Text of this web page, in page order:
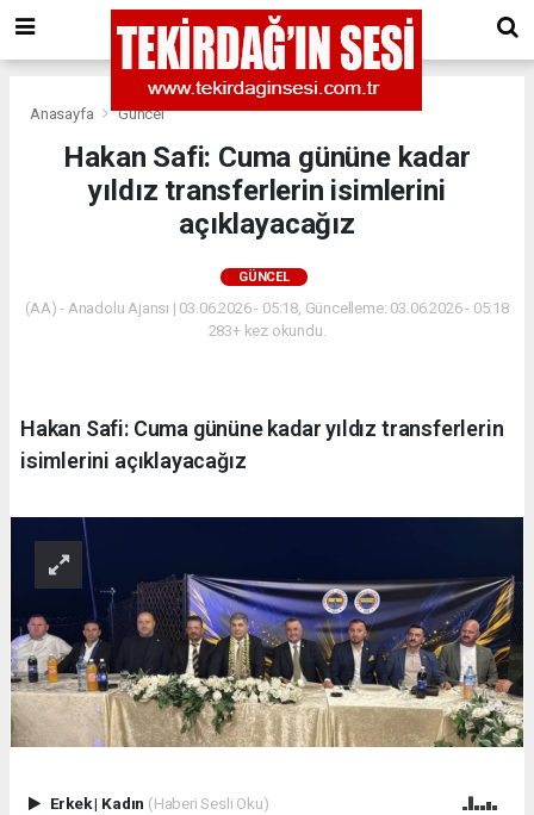
Anasayfa Güncel
Hakan Safi: Cuma gününe kadar
yıldız transferlerin isimlerini
açıklayacağız
GÜNCEL
(AA) - Anadolu Ajansı | 03.06.2026 - 05:18, Güncelleme: 03.06.2026 - 05:18
283+ kez okundu.
Hakan Safi: Cuma gününe kadar yıldız transferlerin
isimlerini açıklayacağız
Erkek| Kadın (Haberi Sesli Oku)